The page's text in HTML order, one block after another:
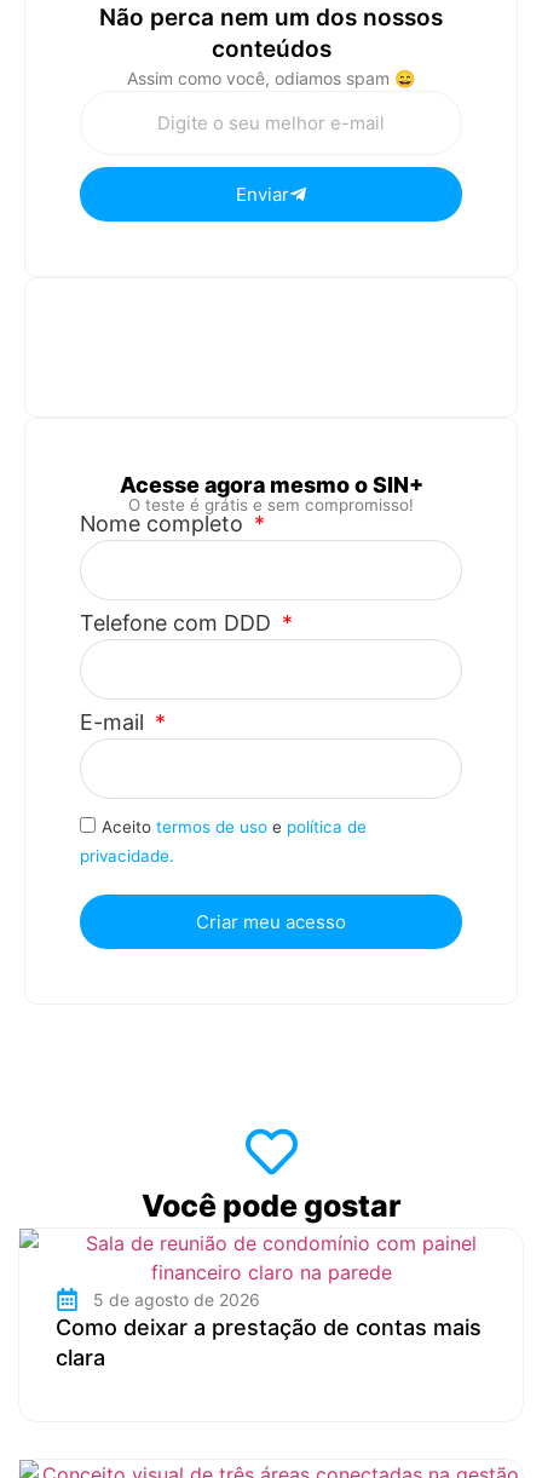
Não perca nem um dos nossos
conteúdos
Assim como você, odiamos spam 😄
Enviar
Acesse agora mesmo o SIN+
O teste é grátis e sem compromisso!
Nome completo
Telefone com DDD
E-mail
Aceito termos de uso e política de
privacidade.
Criar meu acesso
Você pode gostar
5 de agosto de 2026
Como deixar a prestação de contas mais
clara